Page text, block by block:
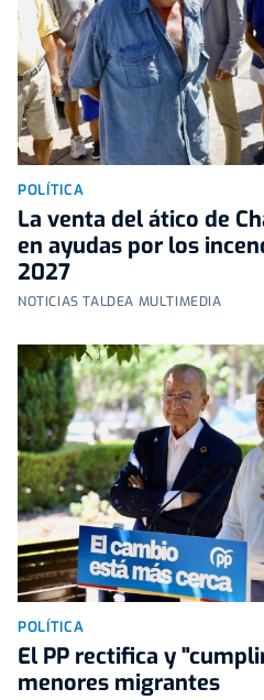
POLÍTICA
La venta del ático de
en ayudas por los
2027
NOTICIAS TALDEA MULTIMEDIA
POLÍTICA
El PP rectifica y
menores migrantes